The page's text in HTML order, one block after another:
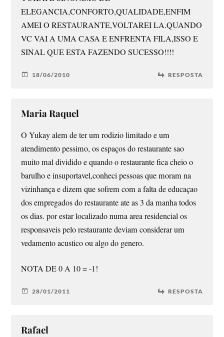
ELEGANCIA,CONFORTO,QUALIDADE,ENFIM
AMEI O RESTAURANTE,VOLTAREI LA.QUANDO
VC VAI A UMA CASA E ENFRENTA FILA,ISSO E
SINAL QUE ESTA FAZENDO SUCESSO!!!!
18/06/2010 RESPOSTA
Maria Raquel
O Yukay alem de ter um rodizio limitado e um
atendimento pessimo, os espaços do restaurante sao
muito mal dividido e quando o restaurante fica cheio o
barulho e insuportavel,conheci pessoas que moram na
vizinhança e dizem que sofrem com a falta de educaçao
dos empregados do restaurante ate as 3 da manha todos
os dias. por estar localizado numa area residencial os
responsaveis pelo restaurante deviam considerar um
vedamento acustico ou algo do genero.
NOTA DE 0 A 10 = -1!
28/01/2011 RESPOSTA
Rafael